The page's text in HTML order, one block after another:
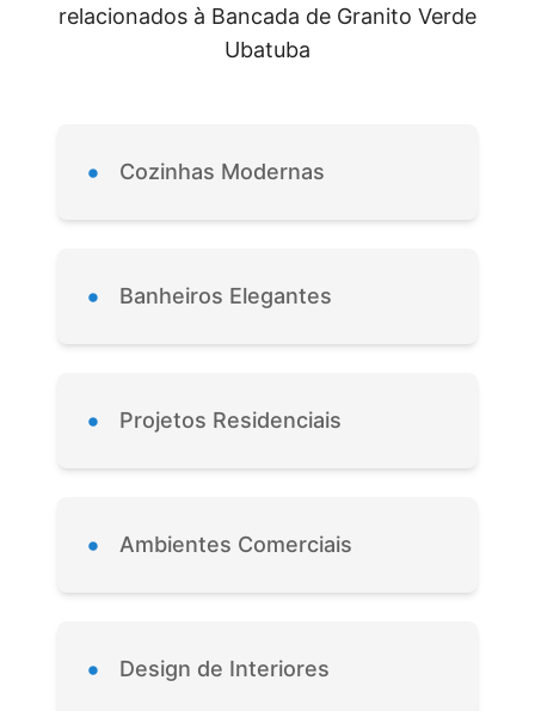
relacionados à Bancada de Granito Verde
Ubatuba
• Cozinhas Modernas
• Banheiros Elegantes
• Projetos Residenciais
• Ambientes Comerciais
• Design de Interiores